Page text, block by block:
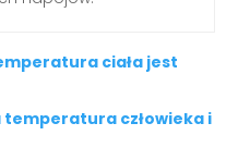
ciała jest
człowieka i